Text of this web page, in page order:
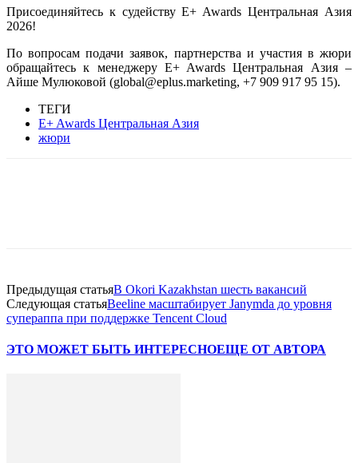
Присоединяйтесь к судейству E+ Awards Центральная Азия
2026!
По вопросам подачи заявок, партнерства и участия в жюри
обращайтесь к менеджеру E+ Awards Центральная Азия –
Айше Мулюковой (global@eplus.marketing, +7 909 917 95 15).
ТЕГИ
E+ Awards Центральная Азия
жюри
Предыдущая статьяВ Okori Kazakhstan шесть вакансий
Следующая статьяBeeline масштабирует Janymda до уровня
супераппа при поддержке Tencent Cloud
ЭТО МОЖЕТ БЫТЬ ИНТЕРЕСНОЕЩЕ ОТ АВТОРА